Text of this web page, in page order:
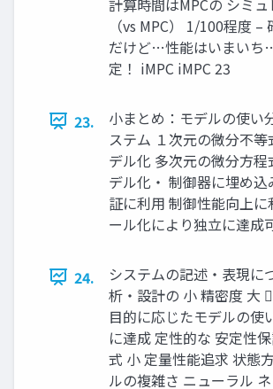
（vs MPC） 1/100程度 –
だけど…性能はいまいち
定！ iMPC iMPC 23
23.
小まとめ：モデルの使い
ステム １次元の微分不等
デル化 多次元の微分方程
デル化・ 制御器に埋め
証に利用 制御性能向上に
ール化により独立に達成
24.
システムの記述・表現に
析・設計の 小 精密度 大
目的に応じたモデルの使
に達成 定性的な 安定性
式 小 定量性能追求 状態
ルの複雑さ ニューラル